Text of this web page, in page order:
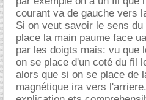
courant va de gauche vers
Si on veut savoir le sens
place la main paume face
par les doigts mais: vu que
on se place d'un coté du fil
alors que si on se place de
magnétique ira vers